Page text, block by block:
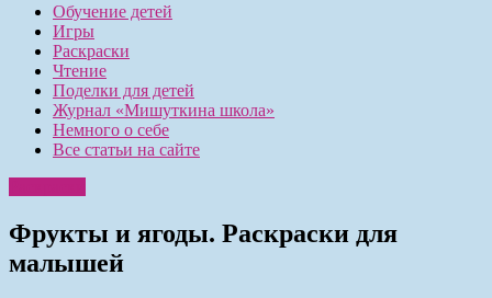
Обучение детей
Игры
Раскраски
Чтение
Поделки для детей
Журнал «Мишуткина школа»
Немного о себе
Все статьи на сайте
Фрукты и ягоды. Раскраски для
малышей